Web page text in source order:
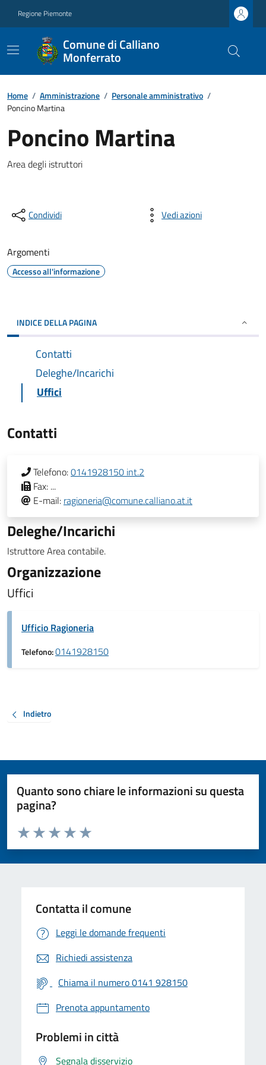
Regione Piemonte
Comune di Calliano
Monferrato
Home / Amministrazione / Personale amministrativo /
Poncino Martina
Poncino Martina
Area degli istruttori
Condividi Vedi azioni
Argomenti
Accesso all'informazione
INDICE DELLA PAGINA
Contatti
Deleghe/Incarichi
Uffici
Contatti
Telefono:0141928150 int.2
Fax: ...
E-mail: ragioneria@comune.calliano.at.it
Deleghe/Incarichi
Istruttore Area contabile.
Organizzazione
Uffici
Ufficio Ragioneria
Telefono:0141928150
Indietro
Quanto sono chiare le informazioni su questa
pagina?
Valuta da 1 a 5 stelle la pagina
Valuta 5 stelle su 5
Valuta 4 stelle su 5
Valuta 3 stelle su 5
Valuta 2 stelle su 5
Valuta 1 stelle su 5
Contatta il comune
Leggi le domande frequenti
Richiedi assistenza
Chiama il numero 0141 928150
Prenota appuntamento
Problemi in città
Segnala disservizio